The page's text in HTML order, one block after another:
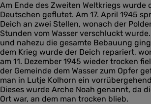
Am Ende des Zweiten Weltkriegs wurde
Deutschen geflutet. Am 17. April 1945
Deich an zwei Stellen, wonach der
Stunden vom Wasser verschluckt
und nahezu die gesamte Bebauung
dem Krieg wurde der Deich repariert,
am 11. Dezember 1945 wieder trocken
der Gemeinde dem Wasser zum Opfer
man in Lutje Kolhorn ein
Dieses wurde Arche Noah genannt, da
Ort war, an dem man trocken blieb.